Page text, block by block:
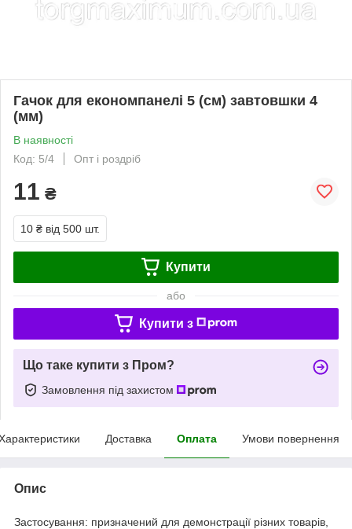
Гачок для економпанелі 5 (см) завтовшки 4
(мм)
В наявності
Код: 5/4
Опт і роздріб
11 ₴
10 ₴ від 500 шт.
Купити
або
Купити з
Що таке купити з Пром?
Замовлення під захистом
Доставка Оплата Умови повернення
Опис
Застосування: призначений для демонстрації різних товарів,